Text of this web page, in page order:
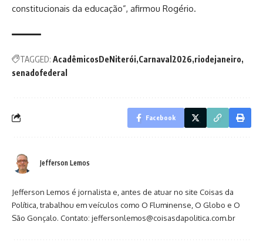
constitucionais da educação”, afirmou Rogério.
TAGGED: AcadêmicosDeNiterói Carnaval2026 riodejaneiro
senadofederal
Facebook
Jefferson Lemos
Jefferson Lemos é jornalista e, antes de atuar no site Coisas da
Política, trabalhou em veículos como O Fluminense, O Globo e O
São Gonçalo. Contato: jeffersonlemos@coisasdapolitica.com.br